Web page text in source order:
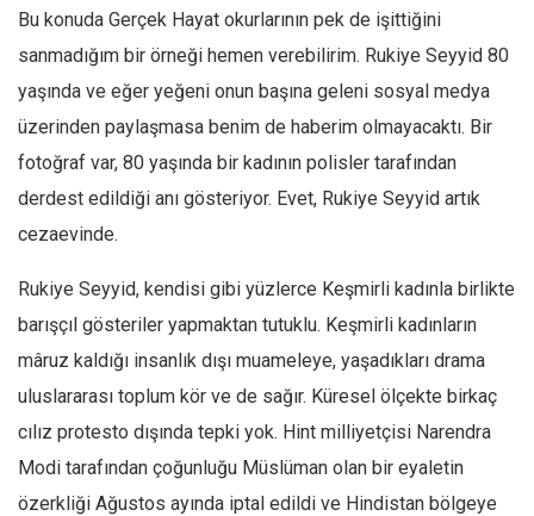
Mahmut Toptaş
Yvonne Ridley
Barış Tarımcıoğlu
Ömer Kayani
Hasanali Yıldırım
Selçuk Türkyılmaz
Mehmet Ali Tekin
Amina S. Jenenkovic
Bağdagül Öz
Esra Elönü
Bu konuda Gerçek Hayat okurlarının pek de işittiğini
sanmadığım bir örneği hemen verebilirim. Rukiye Seyyid 80
yaşında ve eğer yeğeni onun başına geleni sosyal medya
üzerinden paylaşmasa benim de haberim olmayacaktı. Bir
fotoğraf var, 80 yaşında bir kadının polisler tarafından
derdest edildiği anı gösteriyor. Evet, Rukiye Seyyid artık
cezaevinde.
Rukiye Seyyid, kendisi gibi yüzlerce Keşmirli kadınla birlikte
barışçıl gösteriler yapmaktan tutuklu. Keşmirli kadınların
mâruz kaldığı insanlık dışı muameleye, yaşadıkları drama
uluslararası toplum kör ve de sağır. Küresel ölçekte birkaç
cılız protesto dışında tepki yok. Hint milliyetçisi Narendra
Modi tarafından çoğunluğu Müslüman olan bir eyaletin
özerkliği Ağustos ayında iptal edildi ve Hindistan bölgeye